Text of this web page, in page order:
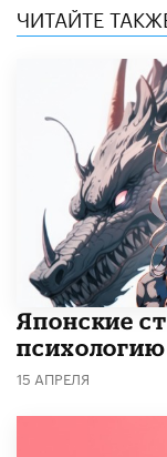
ЧИТАЙТЕ
Японские
15 АПРЕЛЯ